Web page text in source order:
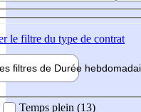
le filtre du type de contrat
filtres de Durée hebdo
Temps plein (13)